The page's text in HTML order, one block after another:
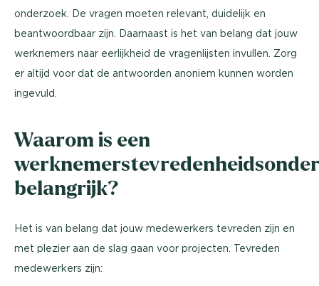
onderzoek. De vragen moeten relevant, duidelijk en
beantwoordbaar zijn. Daarnaast is het van belang dat jouw
werknemers naar eerlijkheid de vragenlijsten invullen. Zorg
er altijd voor dat de antwoorden anoniem kunnen worden
ingevuld.
Waarom is een
belangrijk?
Het is van belang dat jouw medewerkers tevreden zijn en
met plezier aan de slag gaan voor projecten. Tevreden
medewerkers zijn: